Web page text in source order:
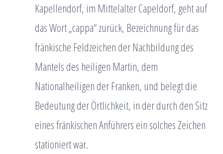
Kapellendorf, im Mittelalter Capeldorf, geht auf
das Wort „cappa“ zurück, Bezeichnung für das
fränkische Feldzeichen der Nachbildung des
Mantels des heiligen Martin, dem
Nationalheiligen der Franken, und belegt die
Bedeutung der Örtlichkeit, in der durch den Sitz
eines fränkischen Anführers ein solches Zeichen
stationiert war.